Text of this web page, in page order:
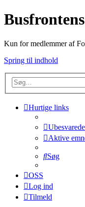
Kun for medlemmer af
Spring til indhold
Hurtige links
Aktive
Søg
OSS
Log ind
Tilmeld